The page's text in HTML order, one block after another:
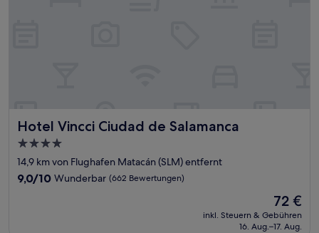
Hotel Vincci Ciudad de Salamanca
Hotel Vincci Ciudad de Salamanca
4.0-
Sterne-
Unterkunft
14,9 km von Flughafen Matacán (SLM) entfernt
9.0
9,0/10 Wunderbar (662 Bewertungen)
Der
Preis
beträgt
72 €
inkl. Steuern & Gebühren
16. Aug.–17. Aug.